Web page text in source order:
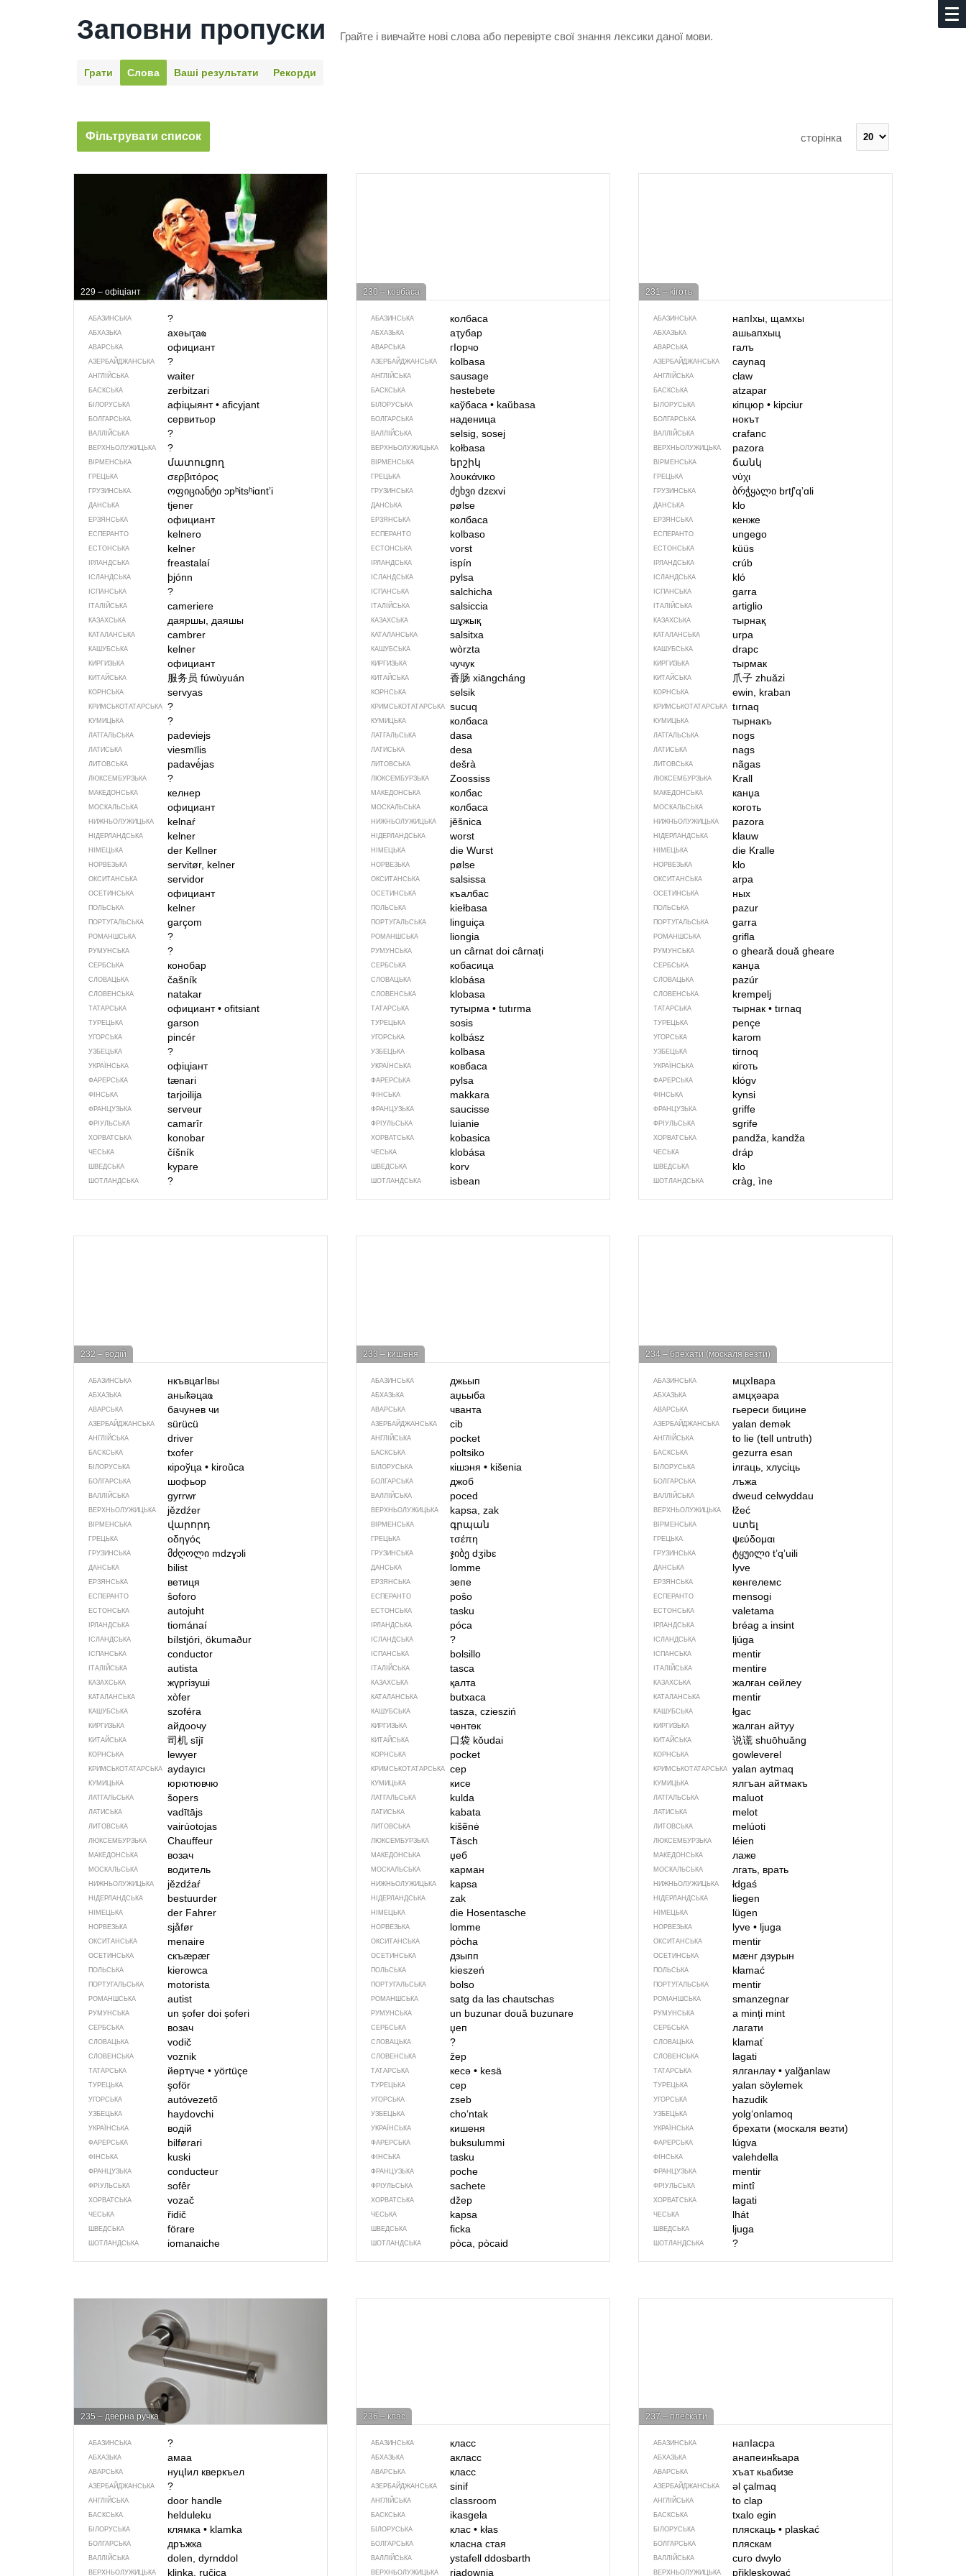
Заповни пропуски Грайте і вивчайте нові слова або перевірте свої знання лексики даної мови.
Грати Слова Ваші результати Рекорди
Фільтрувати список сторінка
229 – офіціант
АБАЗИНСЬКА ?
АБХАЗЬКА ахәыҭаҩ
АВАРСЬКА официант
АЗЕРБАЙДЖАНСЬКА ?
АНГЛІЙСЬКА waiter
БАСКСЬКА zerbitzari
БІЛОРУСЬКА афіцыянт•aficyjant
БОЛГАРСЬКА сервитьор
ВАЛЛІЙСЬКА ?
ВЕРХНЬОЛУЖИЦЬКА ?
ВІРМЕНСЬКА մատուցող
ГРЕЦЬКА σερβιτόρος
ГРУЗИНСЬКА ოფიციანტი ɔpʰitsʰiɑntʼi
ДАНСЬКА tjener
ЕРЗЯНСЬКА официант
ЕСПЕРАНТО kelnero
ЕСТОНСЬКА kelner
ІРЛАНДСЬКА freastalaí
ІСЛАНДСЬКА þjónn
ІСПАНСЬКА ?
ІТАЛІЙСЬКА cameriere
КАЗАХСЬКА даяршы, даяшы
КАТАЛАНСЬКА cambrer
КАШУБСЬКА kelner
КИРГИЗЬКА официант
КИТАЙСЬКА 服务员 fúwùyuán
КОРНСЬКА servyas
КРИМСЬКОТАТАРСЬКА ?
КУМИЦЬКА ?
ЛАТГАЛЬСЬКА padeviejs
ЛАТИСЬКА viesmīlis
ЛИТОВСЬКА padavė́jas
ЛЮКСЕМБУРЗЬКА ?
МАКЕДОНСЬКА келнер
МОСКАЛЬСЬКА официант
НИЖНЬОЛУЖИЦЬКА kelnaŕ
НІДЕРЛАНДСЬКА kelner
НІМЕЦЬКА der Kellner
НОРВЕЗЬКА servitør, kelner
ОКСИТАНСЬКА servidor
ОСЕТИНСЬКА официант
ПОЛЬСЬКА kelner
ПОРТУГАЛЬСЬКА garçom
РОМАНШСЬКА ?
РУМУНСЬКА ?
СЕРБСЬКА конобар
СЛОВАЦЬКА čašník
СЛОВЕНСЬКА natakar
ТАТАРСЬКА официант•ofitsiant
ТУРЕЦЬКА garson
УГОРСЬКА pincér
УЗБЕЦЬКА ?
УКРАЇНСЬКА офіціант
ФАРЕРСЬКА tænari
ФІНСЬКА tarjoilija
ФРАНЦУЗЬКА serveur
ФРІУЛЬСЬКА camarîr
ХОРВАТСЬКА konobar
ЧЕСЬКА číšník
ШВЕДСЬКА kypare
ШОТЛАНДСЬКА ?
230 – ковбаса
АБАЗИНСЬКА колбаса
АБХАЗЬКА аҭубар
АВАРСЬКА гIорчо
АЗЕРБАЙДЖАНСЬКА kolbasa
АНГЛІЙСЬКА sausage
БАСКСЬКА hestebete
БІЛОРУСЬКА каўбаса • kaŭbasa
БОЛГАРСЬКА наденица
ВАЛЛІЙСЬКА selsig, sosej
ВЕРХНЬОЛУЖИЦЬКА kołbasa
ВІРМЕНСЬКА երշիկ
ГРЕЦЬКА λουκάνικο
ГРУЗИНСЬКА ძეხვი dzɛxvi
ДАНСЬКА pølse
ЕРЗЯНСЬКА колбаса
ЕСПЕРАНТО kolbaso
ЕСТОНСЬКА vorst
ІРЛАНДСЬКА ispín
ІСЛАНДСЬКА pylsa
ІСПАНСЬКА salchicha
ІТАЛІЙСЬКА salsiccia
КАЗАХСЬКА шұжық
КАТАЛАНСЬКА salsitxa
КАШУБСЬКА wòrzta
КИРГИЗЬКА чучук
КИТАЙСЬКА 香肠 xiāngcháng
КОРНСЬКА selsik
КРИМСЬКОТАТАРСЬКА sucuq
КУМИЦЬКА колбаса
ЛАТГАЛЬСЬКА dasa
ЛАТИСЬКА desa
ЛИТОВСЬКА dešrà
ЛЮКСЕМБУРЗЬКА Zoossiss
МАКЕДОНСЬКА колбас
МОСКАЛЬСЬКА колбаса
НИЖНЬОЛУЖИЦЬКА jěšnica
НІДЕРЛАНДСЬКА worst
НІМЕЦЬКА die Wurst
НОРВЕЗЬКА pølse
ОКСИТАНСЬКА salsissa
ОСЕТИНСЬКА къалбас
ПОЛЬСЬКА kiełbasa
ПОРТУГАЛЬСЬКА linguiça
РОМАНШСЬКА liongia
РУМУНСЬКА un cârnat doi cârnați
СЕРБСЬКА кобасица
СЛОВАЦЬКА klobása
СЛОВЕНСЬКА klobasa
ТАТАРСЬКА тутырма • tutırma
ТУРЕЦЬКА sosis
УГОРСЬКА kolbász
УЗБЕЦЬКА kolbasa
УКРАЇНСЬКА ковбаса
ФАРЕРСЬКА pylsa
ФІНСЬКА makkara
ФРАНЦУЗЬКА saucisse
ФРІУЛЬСЬКА luianie
ХОРВАТСЬКА kobasica
ЧЕСЬКА klobása
ШВЕДСЬКА korv
ШОТЛАНДСЬКА isbean
231 – кіготь
АБАЗИНСЬКА напIхы, щамхы
АБХАЗЬКА ашьапхыц
АВАРСЬКА галъ
АЗЕРБАЙДЖАНСЬКА caynaq
АНГЛІЙСЬКА claw
БАСКСЬКА atzapar
БІЛОРУСЬКА кіпцюр• kipciur
БОЛГАРСЬКА нокът
ВАЛЛІЙСЬКА crafanc
ВЕРХНЬОЛУЖИЦЬКА pazora
ВІРМЕНСЬКА ճանկ
ГРЕЦЬКА νύχι
ГРУЗИНСЬКА ბრჭყალი brtʃʼqʼɑli
ДАНСЬКА klo
ЕРЗЯНСЬКА кенже
ЕСПЕРАНТО ungego
ЕСТОНСЬКА küüs
ІРЛАНДСЬКА crúb
ІСЛАНДСЬКА kló
ІСПАНСЬКА garra
ІТАЛІЙСЬКА artiglio
КАЗАХСЬКА тырнақ
КАТАЛАНСЬКА urpa
КАШУБСЬКА drapc
КИРГИЗЬКА тырмак
КИТАЙСЬКА 爪子zhuǎzi
КОРНСЬКА ewin, kraban
КРИМСЬКОТАТАРСЬКА tırnaq
КУМИЦЬКА тырнакъ
ЛАТГАЛЬСЬКА nogs
ЛАТИСЬКА nags
ЛИТОВСЬКА nãgas
ЛЮКСЕМБУРЗЬКА Krall
МАКЕДОНСЬКА канџа
МОСКАЛЬСЬКА коготь
НИЖНЬОЛУЖИЦЬКА pazora
НІДЕРЛАНДСЬКА klauw
НІМЕЦЬКА die Kralle
НОРВЕЗЬКА klo
ОКСИТАНСЬКА arpa
ОСЕТИНСЬКА ных
ПОЛЬСЬКА pazur
ПОРТУГАЛЬСЬКА garra
РОМАНШСЬКА grifla
РУМУНСЬКА o ghearădouă gheare
СЕРБСЬКА канџа
СЛОВАЦЬКА pazúr
СЛОВЕНСЬКА krempelj
ТАТАРСЬКА тырнак• tırnaq
ТУРЕЦЬКА pençe
УГОРСЬКА karom
УЗБЕЦЬКА tirnoq
УКРАЇНСЬКА кіготь
ФАРЕРСЬКА klógv
ФІНСЬКА kynsi
ФРАНЦУЗЬКА griffe
ФРІУЛЬСЬКА sgrife
ХОРВАТСЬКА pandža, kandža
ЧЕСЬКА dráp
ШВЕДСЬКА klo
ШОТЛАНДСЬКА cràg, ìne
232 – водій
АБАЗИНСЬКА нкъвцагIвы
АБХАЗЬКА аныҟәцаҩ
АВАРСЬКА бачунев чи
АЗЕРБАЙДЖАНСЬКА sürücü
АНГЛІЙСЬКА driver
БАСКСЬКА txofer
БІЛОРУСЬКА кіроўца •kiroŭca
БОЛГАРСЬКА шофьор
ВАЛЛІЙСЬКА gyrrwr
ВЕРХНЬОЛУЖИЦЬКА jězdźer
ВІРМЕНСЬКА վարորդ
ГРЕЦЬКА οδηγός
ГРУЗИНСЬКА მძღოლი mdzɣɔli
ДАНСЬКА bilist
ЕРЗЯНСЬКА ветиця
ЕСПЕРАНТО ŝoforo
ЕСТОНСЬКА autojuht
ІРЛАНДСЬКА tiománaí
ІСЛАНДСЬКА bílstjóri, ökumaður
ІСПАНСЬКА conductor
ІТАЛІЙСЬКА autista
КАЗАХСЬКА жүргізуші
КАТАЛАНСЬКА xòfer
КАШУБСЬКА szoféra
КИРГИЗЬКА айдоочу
КИТАЙСЬКА 司机 sījī
КОРНСЬКА lewyer
КРИМСЬКОТАТАРСЬКА aydayıcı
КУМИЦЬКА юрютювчю
ЛАТГАЛЬСЬКА šopers
ЛАТИСЬКА vadītājs
ЛИТОВСЬКА vairúotojas
ЛЮКСЕМБУРЗЬКА Chauffeur
МАКЕДОНСЬКА возач
МОСКАЛЬСЬКА водитель
НИЖНЬОЛУЖИЦЬКА jězdźaŕ
НІДЕРЛАНДСЬКА bestuurder
НІМЕЦЬКА der Fahrer
НОРВЕЗЬКА sjåfør
ОКСИТАНСЬКА menaire
ОСЕТИНСЬКА скъӕрӕг
ПОЛЬСЬКА kierowca
ПОРТУГАЛЬСЬКА motorista
РОМАНШСЬКА autist
РУМУНСЬКА un șofer doi șoferi
СЕРБСЬКА возач
СЛОВАЦЬКА vodič
СЛОВЕНСЬКА voznik
ТАТАРСЬКА йөртүче •yörtüçe
ТУРЕЦЬКА şoför
УГОРСЬКА autóvezető
УЗБЕЦЬКА haydovchi
УКРАЇНСЬКА водій
ФАРЕРСЬКА bilførari
ФІНСЬКА kuski
ФРАНЦУЗЬКА conducteur
ФРІУЛЬСЬКА sofêr
ХОРВАТСЬКА vozač
ЧЕСЬКА řidič
ШВЕДСЬКА förare
ШОТЛАНДСЬКА iomanaiche
233 – кишеня
АБАЗИНСЬКА джьып
АБХАЗЬКА аџьыба
АВАРСЬКА чванта
АЗЕРБАЙДЖАНСЬКА cib
АНГЛІЙСЬКА pocket
БАСКСЬКА poltsiko
БІЛОРУСЬКА кішэня • kišenia
БОЛГАРСЬКА джоб
ВАЛЛІЙСЬКА poced
ВЕРХНЬОЛУЖИЦЬКА kapsa, zak
ВІРМЕНСЬКА գրպան
ГРЕЦЬКА τσέπη
ГРУЗИНСЬКА ჯიბე dʒibɛ
ДАНСЬКА lomme
ЕРЗЯНСЬКА зепе
ЕСПЕРАНТО poŝo
ЕСТОНСЬКА tasku
ІРЛАНДСЬКА póca
ІСЛАНДСЬКА ?
ІСПАНСЬКА bolsillo
ІТАЛІЙСЬКА tasca
КАЗАХСЬКА қалта
КАТАЛАНСЬКА butxaca
КАШУБСЬКА tasza, cziesziń
КИРГИЗЬКА чөнтөк
КИТАЙСЬКА 口袋 kǒudai
КОРНСЬКА pocket
КРИМСЬКОТАТАРСЬКА cep
КУМИЦЬКА кисе
ЛАТГАЛЬСЬКА kulda
ЛАТИСЬКА kabata
ЛИТОВСЬКА kišẽnė
ЛЮКСЕМБУРЗЬКА Täsch
МАКЕДОНСЬКА џеб
МОСКАЛЬСЬКА карман
НИЖНЬОЛУЖИЦЬКА kapsa
НІДЕРЛАНДСЬКА zak
НІМЕЦЬКА die Hosentasche
НОРВЕЗЬКА lomme
ОКСИТАНСЬКА pòcha
ОСЕТИНСЬКА дзыпп
ПОЛЬСЬКА kieszeń
ПОРТУГАЛЬСЬКА bolso
РОМАНШСЬКА satg da las chautschas
РУМУНСЬКА un buzunar două buzunare
СЕРБСЬКА џеп
СЛОВАЦЬКА ?
СЛОВЕНСЬКА žep
ТАТАРСЬКА кесә • kesä
ТУРЕЦЬКА cep
УГОРСЬКА zseb
УЗБЕЦЬКА choʻntak
УКРАЇНСЬКА кишеня
ФАРЕРСЬКА buksulummi
ФІНСЬКА tasku
ФРАНЦУЗЬКА poche
ФРІУЛЬСЬКА sachete
ХОРВАТСЬКА džep
ЧЕСЬКА kapsa
ШВЕДСЬКА ficka
ШОТЛАНДСЬКА pòca, pòcaid
234 – брехати (москаля везти)
АБАЗИНСЬКА мцхIвара
АБХАЗЬКА амцҳәара
АВАРСЬКА гьереси бицине
АЗЕРБАЙДЖАНСЬКА yalan demək
АНГЛІЙСЬКА to lie (tell untruth)
БАСКСЬКА gezurra esan
БІЛОРУСЬКА ілгаць, хлусіць
БОЛГАРСЬКА лъжа
ВАЛЛІЙСЬКА dweud celwyddau
ВЕРХНЬОЛУЖИЦЬКА łžeć
ВІРМЕНСЬКА ստել
ГРЕЦЬКА ψεύδομαι
ГРУЗИНСЬКА ტყუილიtʼqʼuili
ДАНСЬКА lyve
ЕРЗЯНСЬКА кенгелемс
ЕСПЕРАНТО mensogi
ЕСТОНСЬКА valetama
ІРЛАНДСЬКА bréag a insint
ІСЛАНДСЬКА ljúga
ІСПАНСЬКА mentir
ІТАЛІЙСЬКА mentire
КАЗАХСЬКА жалған сөйлеу
КАТАЛАНСЬКА mentir
КАШУБСЬКА łgac
КИРГИЗЬКА жалган айтуу
КИТАЙСЬКА 说谎shuōhuǎng
КОРНСЬКА gowleverel
КРИМСЬКОТАТАРСЬКА yalan aytmaq
КУМИЦЬКА ялгъан айтмакъ
ЛАТГАЛЬСЬКА maluot
ЛАТИСЬКА melot
ЛИТОВСЬКА melúoti
ЛЮКСЕМБУРЗЬКА léien
МАКЕДОНСЬКА лаже
МОСКАЛЬСЬКА лгать, врать
НИЖНЬОЛУЖИЦЬКА łdgaś
НІДЕРЛАНДСЬКА liegen
НІМЕЦЬКА lügen
НОРВЕЗЬКА lyve• ljuga
ОКСИТАНСЬКА mentir
ОСЕТИНСЬКА мӕнг дзурын
ПОЛЬСЬКА kłamać
ПОРТУГАЛЬСЬКА mentir
РОМАНШСЬКА smanzegnar
РУМУНСЬКА a minți mint
СЕРБСЬКА лагати
СЛОВАЦЬКА klamať
СЛОВЕНСЬКА lagati
ТАТАРСЬКА ялганлау• yalğanlaw
ТУРЕЦЬКА yalan söylemek
УГОРСЬКА hazudik
УЗБЕЦЬКА yolg‘onlamoq
УКРАЇНСЬКА брехати (москаля везти)
ФАРЕРСЬКА lúgva
ФІНСЬКА valehdella
ФРАНЦУЗЬКА mentir
ФРІУЛЬСЬКА mintî
ХОРВАТСЬКА lagati
ЧЕСЬКА lhát
ШВЕДСЬКА ljuga
ШОТЛАНДСЬКА ?
235 – дверна ручка
АБАЗИНСЬКА ?
АБХАЗЬКА амаа
АВАРСЬКА нуцIил кверкъел
АЗЕРБАЙДЖАНСЬКА ?
АНГЛІЙСЬКА door handle
БАСКСЬКА helduleku
БІЛОРУСЬКА клямка •klamka
БОЛГАРСЬКА дръжка
ВАЛЛІЙСЬКА dolen, dyrnddol
ВЕРХНЬОЛУЖИЦЬКА klinka, ručica
236 – клас
АБАЗИНСЬКА класс
АБХАЗЬКА акласс
АВАРСЬКА класс
АЗЕРБАЙДЖАНСЬКА sinif
АНГЛІЙСЬКА classroom
БАСКСЬКА ikasgela
БІЛОРУСЬКА клас • kłas
БОЛГАРСЬКА класна стая
ВАЛЛІЙСЬКА ystafell ddosbarth
ВЕРХНЬОЛУЖИЦЬКА rjadownja
237 – плескати
АБАЗИНСЬКА напIасра
АБХАЗЬКА анапеинҟьара
АВАРСЬКА хъат кьабизе
АЗЕРБАЙДЖАНСЬКА əl çalmaq
АНГЛІЙСЬКА to clap
БАСКСЬКА txalo egin
БІЛОРУСЬКА пляскаць• plaskać
БОЛГАРСЬКА пляскам
ВАЛЛІЙСЬКА curo dwylo
ВЕРХНЬОЛУЖИЦЬКА přikleskować